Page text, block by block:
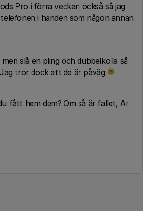
Pro i förra veckan också så jag
i handen som någon annan
slå en pling och dubbelkolla så
tror dock att de är påväg
fått hem dem? Om så är fallet, Är